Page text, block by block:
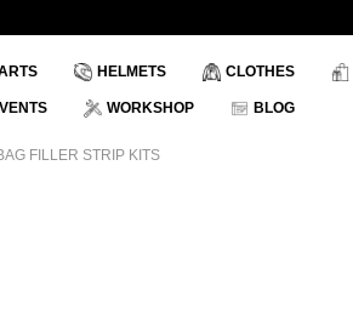
HELMETS CLOTHES
WORKSHOP BLOG
FILLER STRIP KITS